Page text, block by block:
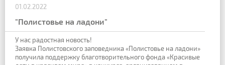
01.02.2022
"Полистовье на ладони"
У нас радостная новость!
Заявка Полистовского заповедника «Полистовье на ладони»
получила поддержку благотворительного фонда «Красивые